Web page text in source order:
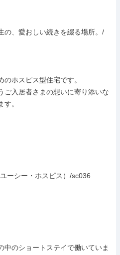
の、愛おしい続きを綴る場所。/
ホスピス型住宅です。
ご入居者さまの想いに寄り添いな
。
ーシー・ホスピス）/sc036
中のショートステイで働いていま